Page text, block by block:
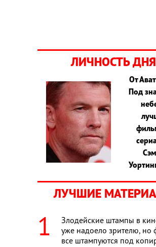
ЛИЧНОСТЬ ДНЯ
От
Под
ЛУЧШИЕ
Злодейские штампы в
уже надоело зрителю, но
все штампуются под